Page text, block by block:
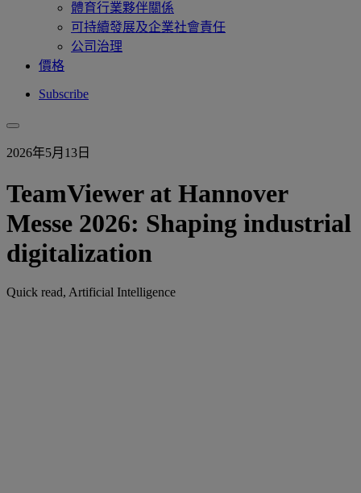
體育行業夥伴關係
可持續發展及企業社會責任
公司治理
價格
Subscribe
2026年5月13日
TeamViewer at Hannover
Messe 2026: Shaping industrial
digitalization
Quick read, Artificial Intelligence